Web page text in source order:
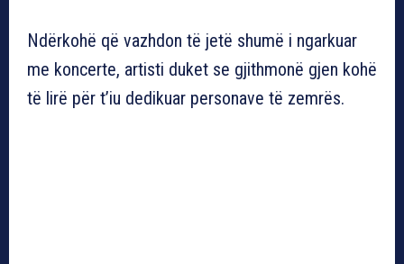
Ndërkohë që vazhdon të jetë shumë i ngarkuar
me koncerte, artisti duket se gjithmonë gjen kohë
të lirë për t’iu dedikuar personave të zemrës.